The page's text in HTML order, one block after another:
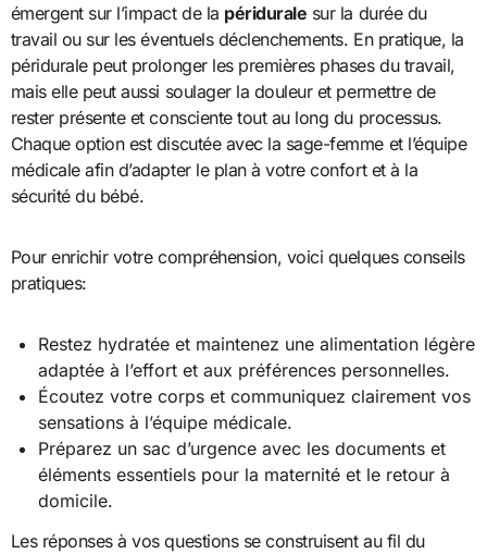
émergent sur l’impact de la péridurale sur la durée du
travail ou sur les éventuels déclenchements. En pratique, la
péridurale peut prolonger les premières phases du travail,
mais elle peut aussi soulager la douleur et permettre de
rester présente et consciente tout au long du processus.
Chaque option est discutée avec la sage-femme et l’équipe
médicale afin d’adapter le plan à votre confort et à la
sécurité du bébé.
Pour enrichir votre compréhension, voici quelques conseils
pratiques:
Restez hydratée et maintenez une alimentation légère
adaptée à l’effort et aux préférences personnelles.
Écoutez votre corps et communiquez clairement vos
sensations à l’équipe médicale.
Préparez un sac d’urgence avec les documents et
éléments essentiels pour la maternité et le retour à
domicile.
Les réponses à vos questions se construisent au fil du